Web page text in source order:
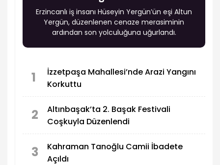
Erzincanlı iş insanı Hüseyin Yergün’ün eşi Altun
Yergün, düzenlenen cenaze merasiminin
ardından son yolculuğuna uğurlandı.
1
İzzetpaşa Mahallesi’nde Arazi Yangını
Korkuttu
2
Altınbaşak’ta 2. Başak Festivali
Coşkuyla Düzenlendi
3
Kahraman Tanoğlu Camii İbadete
Açıldı